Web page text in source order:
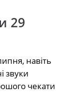
29
навіть
звуки
чекати